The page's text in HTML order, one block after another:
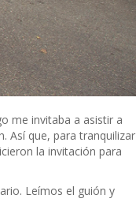
me invitaba a asistir a
Así que, para tranquilizar
la invitación para
Leímos el guión y